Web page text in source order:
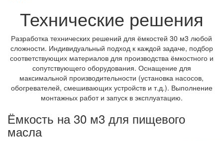
Технические решения
Разработка технических решений для ёмкостей 30 м3 любой
сложности. Индивидуальный подход к каждой задаче, подбор
соответствующих материалов для производства ёмкостного и
сопутствующего оборудования. Оснащение для
максимальной производительности (установка насосов,
обогревателей, смешивающих устройств и т.д.). Выполнение
монтажных работ и запуск в эксплуатацию.
Ёмкость на 30 м3 для пищевого
масла